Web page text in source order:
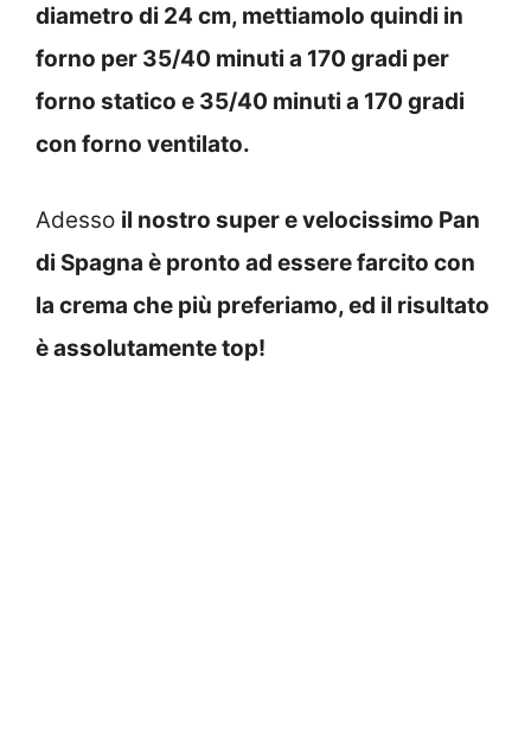
diametro di 24 cm, mettiamolo quindi in
forno per 35/40 minuti a 170 gradi per
forno statico e 35/40 minuti a 170 gradi
con forno ventilato.
Adesso il nostro super e velocissimo Pan
di Spagna è pronto ad essere farcito con
la crema che più preferiamo, ed il risultato
è assolutamente top!